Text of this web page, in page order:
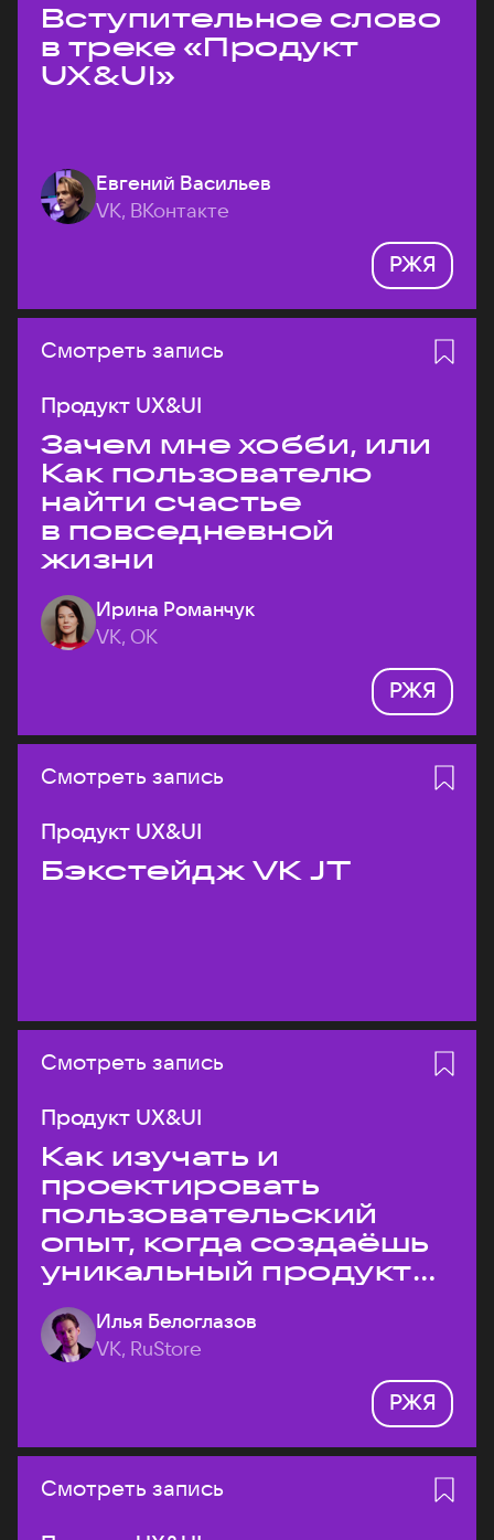
Вступительное слово
в треке «Продукт
UX&UI»
Евгений Васильев
VK, ВКонтакте
РЖЯ
Смотреть запись
Продукт UX&UI
Зачем мне хобби, или
Как пользователю
найти счастье
в повседневной
жизни
Ирина Романчук
VK, ОК
РЖЯ
Смотреть запись
Продукт UX&UI
Бэкстейдж VK JT
Смотреть запись
Продукт UX&UI
Как изучать и
проектировать
пользовательский
опыт, когда создаёшь
уникальный продукт
на рынке?
Илья Белоглазов
VK, RuStore
РЖЯ
Смотреть запись